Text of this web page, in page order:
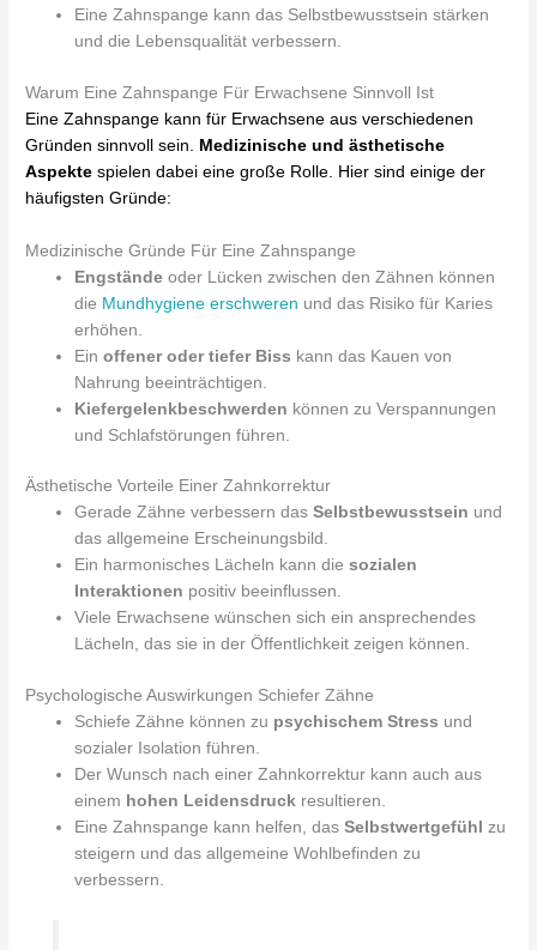
Eine Zahnspange kann das Selbstbewusstsein stärken
und die Lebensqualität verbessern.
Warum Eine Zahnspange Für Erwachsene Sinnvoll Ist
Eine Zahnspange kann für Erwachsene aus verschiedenen
Gründen sinnvoll sein.
Medizinische und ästhetische
Aspekte spielen dabei eine große Rolle. Hier sind einige der
häufigsten Gründe:
Medizinische Gründe Für Eine Zahnspange
Engstände oder Lücken zwischen den Zähnen können
die Mundhygiene erschweren und das Risiko für Karies
erhöhen.
Einoffener oder tiefer Biss kann das Kauen von
Nahrung beeinträchtigen.
Kiefergelenkbeschwerden können zu Verspannungen
und Schlafstörungen führen.
Ästhetische Vorteile Einer Zahnkorrektur
Gerade Zähne verbessern dasSelbstbewusstsein und
das allgemeine Erscheinungsbild.
Ein harmonisches Lächeln kann diesozialen
Interaktionen positiv beeinflussen.
Viele Erwachsene wünschen sich ein ansprechendes
Lächeln, das sie in der Öffentlichkeit zeigen können.
Psychologische Auswirkungen Schiefer Zähne
Schiefe Zähne können zu psychischem Stress und
sozialer Isolation führen.
Der Wunsch nach einer Zahnkorrektur kann auch aus
einem hohen Leidensdruck resultieren.
Eine Zahnspange kann helfen, dasSelbstwertgefühl zu
steigern und das allgemeine Wohlbefinden zu
verbessern.